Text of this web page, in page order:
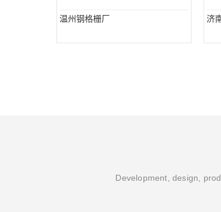
温州钢格栅厂 济
Development, design,